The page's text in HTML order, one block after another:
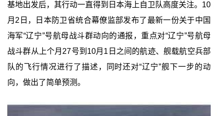
基地出发后，其行动一直得到日本海上自卫队高度关注。10
月2日，日本防卫省统合幕僚监部发布了最新一份关于中国
海军“辽宁”号航母战斗群动向的通报，重点对“辽宁”号航母
战斗群从上个月27号到10月1日之间的航迹、舰载航空兵部
队的飞行情况进行了描述，同时还对“辽宁”舰下一步的动
向，做出了简单预测。